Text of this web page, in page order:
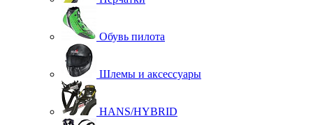
Обувь пилота
Шлемы и аксессуары
HANS/HYBRID